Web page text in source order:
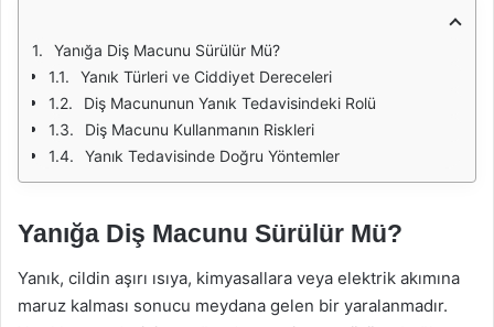
Yanığa Diş Macunu Sürülür Mü?
Yanık Türleri ve Ciddiyet Dereceleri
Diş Macununun Yanık Tedavisindeki Rolü
Diş Macunu Kullanmanın Riskleri
Yanık Tedavisinde Doğru Yöntemler
Yanığa Diş Macunu Sürülür Mü?
Yanık, cildin aşırı ısıya, kimyasallara veya elektrik akımına
maruz kalması sonucu meydana gelen bir yaralanmadır.